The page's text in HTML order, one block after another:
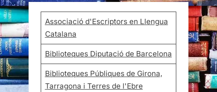
Associació d'Escriptors en Llengua
Catalana
Biblioteques Diputació de Barcelona
Biblioteques Públiques de Girona,
Tarragona i Terres de l'Ebre